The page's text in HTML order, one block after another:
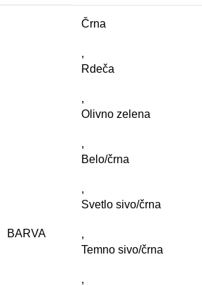
BARVA
Črna
,
Rdeča
,
Olivno zelena
,
Belo/črna
,
Svetlo sivo/črna
,
Temno sivo/črna
,